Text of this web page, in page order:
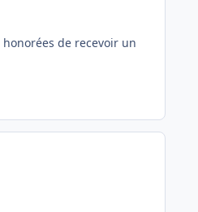
de recevoir un